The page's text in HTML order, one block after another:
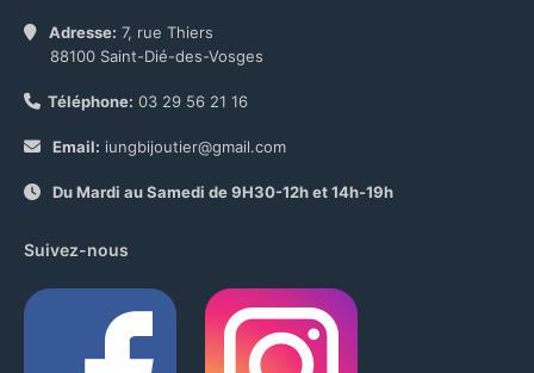
Adresse: 7, rue Thiers
88100 Saint-Dié-des-Vosges
Téléphone: 03 29 56 21 16
Email: iungbijoutier@gmail.com
Du Mardi au Samedi de 9H30-12h et 14h-19h
Suivez-nous